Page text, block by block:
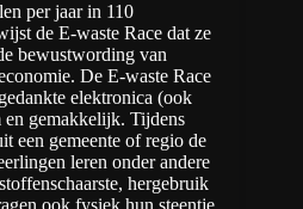
per jaar in 110
de E-waste Race dat ze
bewustwording van
De E-waste Race
elektronica (ook
en gemakkelijk. Tijdens
een gemeente of regio de
leren onder andere
hergebruik